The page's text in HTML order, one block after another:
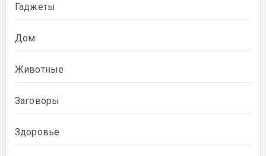
Гаджеты
Дом
Животные
Заговоры
Здоровье